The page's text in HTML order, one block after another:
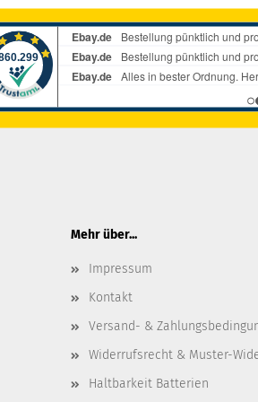
Mehr über...
Impressum
Kontakt
Versand- &
Widerrufsrecht & Muster-
Haltbarkeit Batterien